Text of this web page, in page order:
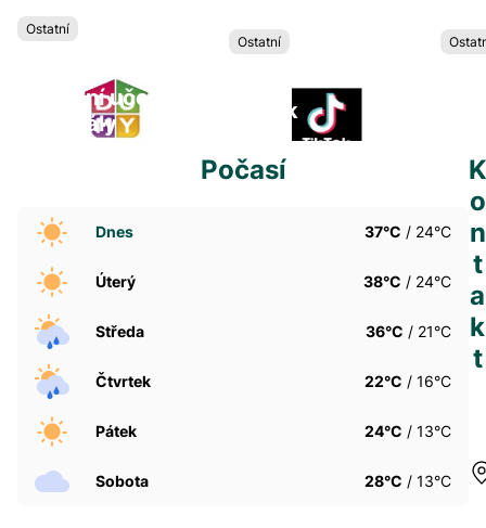
Ostatní
Digitalní učební
materiály
Ostatní
TikTok
Počasí
Dnes 37°C / 24°C
Úterý 38°C / 24°C
Středa 36°C / 21°C
Čtvrtek 22°C / 16°C
Pátek 24°C / 13°C
Sobota 28°C / 13°C
K
o
n
t
a
k
t